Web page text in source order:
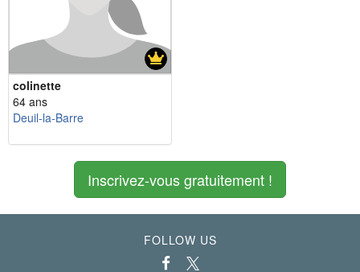
colinette
64 ans
Deuil-la-Barre
Inscrivez-vous gratuitement !
FOLLOW US